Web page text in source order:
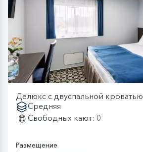
Делюкс с двуспальной кроватью
Средняя
Свободных кают: 0
Размещение